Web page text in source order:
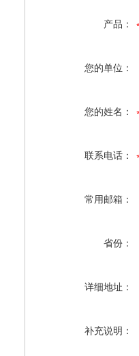
产品：
您的单位：
您的姓名：
联系电话：
常用邮箱：
省份：
详细地址：
补充说明：